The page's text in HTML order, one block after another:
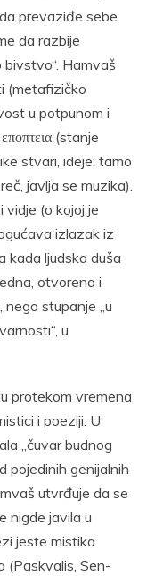
prevaziđe sebe
da razbije
Hamvaš
(metafizičko
u potpunom i
(stanje
stvari, ideje; tamo
javlja se muzika).
vidje (o kojoj je
izlazak iz
kada ljudska duša
otvorena i
stupanje „u
u
protekom vremena
i poeziji. U
„čuvar budnog
pojedinih genijalnih
utvrđuje da se
nigde javila u
jeste mistika
(Paskvalis, Sen-